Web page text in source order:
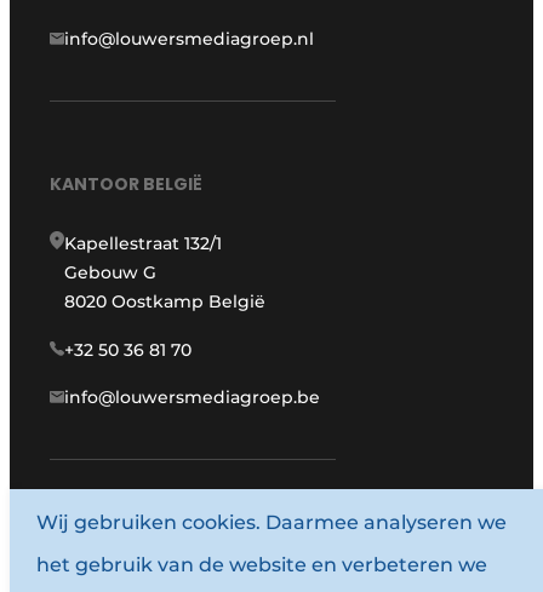
info@louwersmediagroep.nl
KANTOOR BELGIË
Kapellestraat 132/1
Gebouw G
8020 Oostkamp België
+32 50 36 81 70
info@louwersmediagroep.be
www.louwersmediagroep.com
© 1987 - 2026 Louwersmediagroep.
Wij gebruiken cookies. Daarmee analyseren we
het gebruik van de website en verbeteren we